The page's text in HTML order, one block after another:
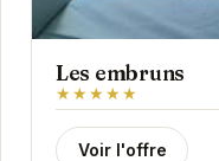
Les embruns
★★★★★
Voir l'offre